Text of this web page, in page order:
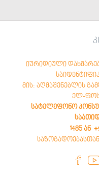
იურიდიული
მის: აღმაშენებლის
ელ-
სატელეფონო
1485 ან